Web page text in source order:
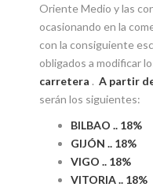
Oriente Medio y las
ocasionando en la
con la consiguiente
obligados a modificar
carretera . A partir
serán los siguientes:
BILBAO .. 18%
GIJÓN .. 18%
VIGO .. 18%
VITORIA .. 18%